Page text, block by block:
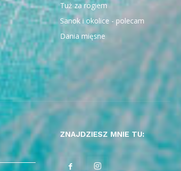
Tuż za rogiem
Sanok i okolice - polecam
Dania mięsne
ZNAJDZIESZ MNIE TU: